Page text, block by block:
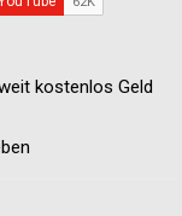
kostenlos Geld